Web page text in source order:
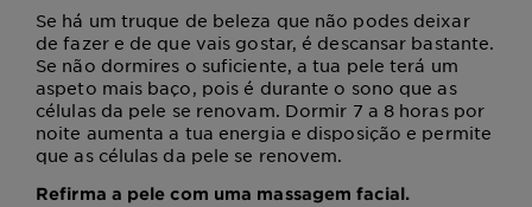
Se há um truque de beleza que não podes deixar
de fazer e de que vais gostar, é descansar bastante.
Se não dormires o suficiente, a tua pele terá um
aspeto mais baço, pois é durante o sono que as
células da pele se renovam. Dormir 7 a 8 horas por
noite aumenta a tua energia e disposição e permite
que as células da pele se renovem.
Refirma a pele com uma massagem facial.